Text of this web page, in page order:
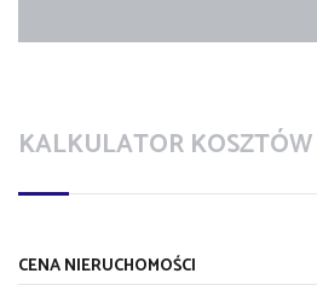
KALKULATOR KOSZTÓW
CENA NIERUCHOMOŚCI